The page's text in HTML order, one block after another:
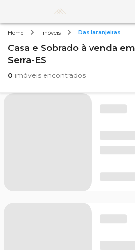
Home Imóveis Das laranjeiras
Casa e Sobrado à venda em
Serra-ES
0 imóveis encontrados